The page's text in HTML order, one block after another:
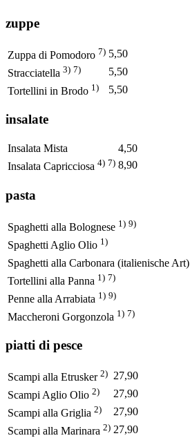
zuppe
Zuppa di Pomodoro 7) 5,50
Stracciatella 3) 7)
5,50
Tortellini in Brodo 1) 5,50
insalate
Insalata Mista
4,50
Insalata Capricciosa 4) 7) 8,90
pasta
Spaghetti alla Bolognese 1) 9)
Spaghetti Aglio Olio 1)
Spaghetti alla Carbonara (italienische Art)
Tortellini alla Panna 1) 7)
Penne alla Arrabiata 1) 9)
Maccheroni Gorgonzola 1) 7)
piatti di pesce
Scampi alla Etrusker 2) 27,90
Scampi Aglio Olio 2)
27,90
Scampi alla Griglia 2)
27,90
Scampi alla Marinara 2) 27,90